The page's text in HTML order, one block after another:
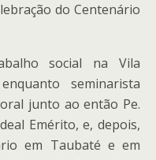
do Centenário
social na Vila
seminarista
junto ao então Pe.
Emérito, e, depois,
em Taubaté e em